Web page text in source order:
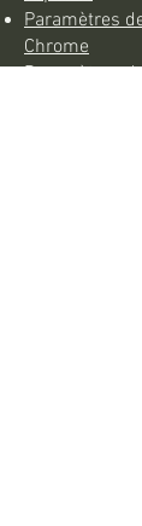
Paramètres
Chrome
Paramètres